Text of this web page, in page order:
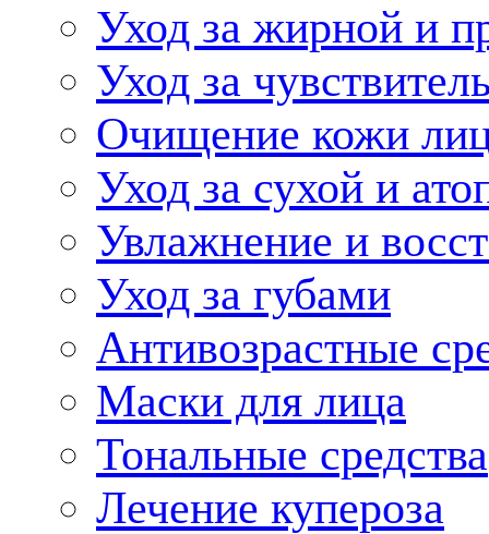
Уход за жирной и
Уход за
Очищение кожи
Уход за сухой и
Увлажнение и
Уход за губами
Антивозрастные
Маски для лица
Тональные средства
Лечение купероза